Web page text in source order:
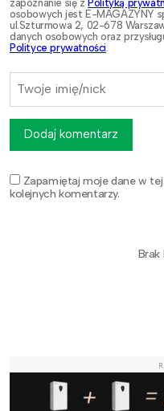
zapoznanie się z Polityką
osobowych jest E-MAGAZYNY
ul.Szturmowa 2, 02-678
danych osobowych oraz
Polityce prywatności.
Zapamiętaj moje dane w
kolejnych komentarzy.
Dodaj komentarz
Brak